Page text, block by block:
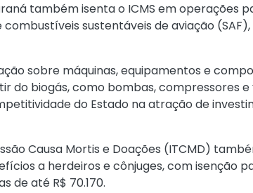
também isenta o ICMS em operações
sustentáveis de aviação
sobre máquinas, equipamentos e
do biogás, como bombas, compressores e
do Estado na atração de
Causa Mortis e Doações (ITCMD)
a herdeiros e cônjuges, com isenção
de até R$ 70.170.